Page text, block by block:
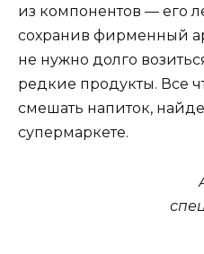
из компонентов — его
сохранив фирменный
не нужно долго
редкие продукты. Все
смешать напиток,
супермаркете.